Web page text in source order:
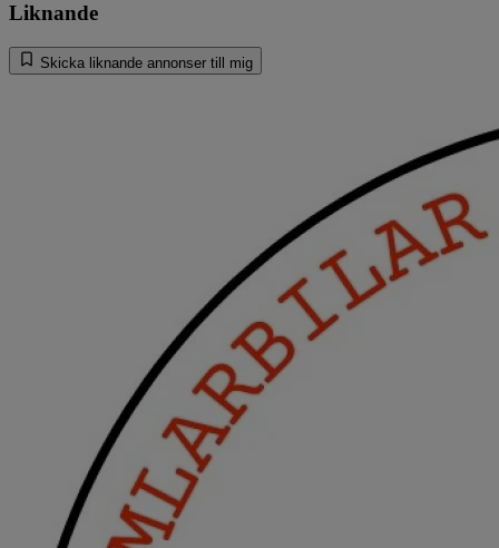
Liknande
Skicka liknande annonser till mig